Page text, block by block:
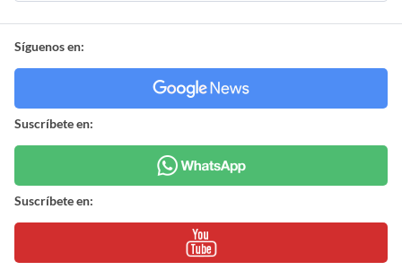
Síguenos en:
Suscríbete en:
Suscríbete en: